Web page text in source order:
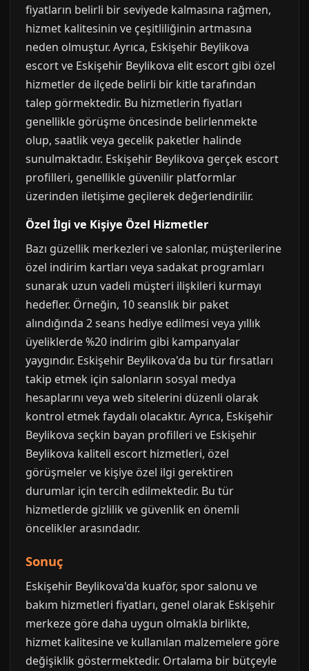
fiyatların belirli bir seviyede kalmasına rağmen,
hizmet kalitesinin ve çeşitliliğinin artmasına
neden olmuştur. Ayrıca, Eskişehir Beylikova
escort ve Eskişehir Beylikova elit escort gibi özel
hizmetler de ilçede belirli bir kitle tarafından
talep görmektedir. Bu hizmetlerin fiyatları
genellikle görüşme öncesinde belirlenmekte
olup, saatlik veya gecelik paketler halinde
sunulmaktadır. Eskişehir Beylikova gerçek escort
profilleri, genellikle güvenilir platformlar
üzerinden iletişime geçilerek değerlendirilir.
Özel İlgi ve Kişiye Özel Hizmetler
Bazı güzellik merkezleri ve salonlar, müşterilerine
özel indirim kartları veya sadakat programları
sunarak uzun vadeli müşteri ilişkileri kurmayı
hedefler. Örneğin, 10 seanslık bir paket
alındığında 2 seans hediye edilmesi veya yıllık
üyeliklerde %20 indirim gibi kampanyalar
yaygındır. Eskişehir Beylikova'da bu tür fırsatları
takip etmek için salonların sosyal medya
hesaplarını veya web sitelerini düzenli olarak
kontrol etmek faydalı olacaktır. Ayrıca, Eskişehir
Beylikova seçkin bayan profilleri ve Eskişehir
Beylikova kaliteli escort hizmetleri, özel
görüşmeler ve kişiye özel ilgi gerektiren
durumlar için tercih edilmektedir. Bu tür
hizmetlerde gizlilik ve güvenlik en önemli
öncelikler arasındadır.
Sonuç
Eskişehir Beylikova'da kuaför, spor salonu ve
bakım hizmetleri fiyatları, genel olarak Eskişehir
merkeze göre daha uygun olmakla birlikte,
hizmet kalitesine ve kullanılan malzemelere göre
değişiklik göstermektedir. Ortalama bir bütçeyle